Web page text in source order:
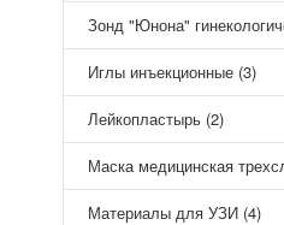
Зонд "Юнона"
Иглы инъекционные (3)
Лейкопластырь (2)
Маска медицинская
Материалы для УЗИ (4)